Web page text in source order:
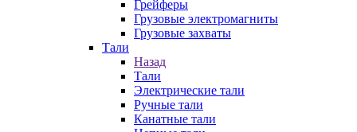
Грейферы
Грузовые электромагниты
Грузовые захваты
Тали
Назад
Тали
Электрические тали
Ручные тали
Канатные тали